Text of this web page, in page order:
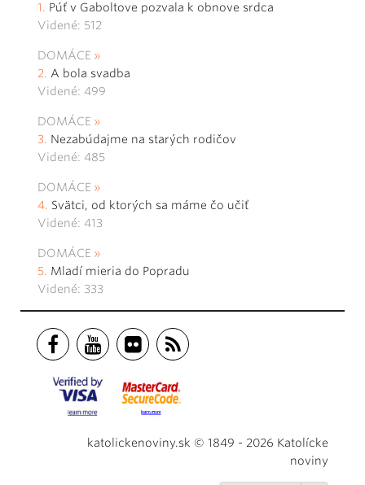
Púť v Gaboltove pozvala k obnove srdca
Videné: 512
DOMÁCE
A bola svadba
Videné: 499
DOMÁCE
Nezabúdajme na starých rodičov
Videné: 485
DOMÁCE
Svätci, od ktorých sa máme čo učiť
Videné: 413
DOMÁCE
Mladí mieria do Popradu
Videné: 333
katolickenoviny.sk © 1849 - 2026 Katolícke
noviny